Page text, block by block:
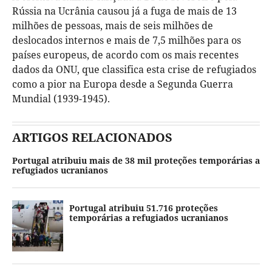
Rússia na Ucrânia causou já a fuga de mais de 13
milhões de pessoas, mais de seis milhões de
deslocados internos e mais de 7,5 milhões para os
países europeus, de acordo com os mais recentes
dados da ONU, que classifica esta crise de refugiados
como a pior na Europa desde a Segunda Guerra
Mundial (1939-1945).
ARTIGOS RELACIONADOS
Portugal atribuiu mais de 38 mil proteções temporárias a
refugiados ucranianos
Portugal atribuiu 51.716 proteções
temporárias a refugiados ucranianos